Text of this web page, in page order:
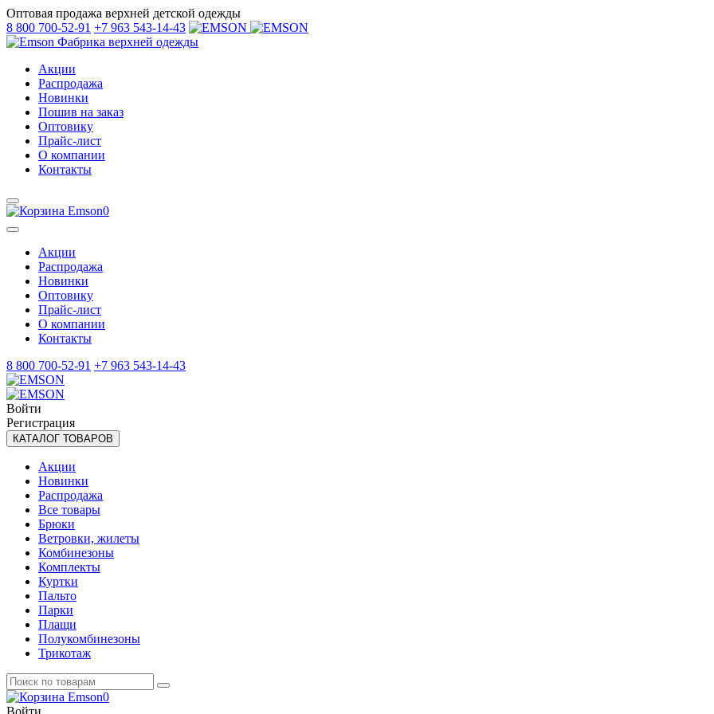
Оптовая продажа верхней детской одежды
8 800 700-52-91 +7 963 543-14-43
Фабрика верхней одежды
Акции
Распродажа
Новинки
Пошив на заказ
Оптовику
Прайс-лист
О компании
Контакты
0
Акции
Распродажа
Новинки
Оптовику
Прайс-лист
О компании
Контакты
8 800 700-52-91 +7 963 543-14-43
Войти
Регистрация
КАТАЛОГ ТОВАРОВ
Акции
Новинки
Распродажа
Все товары
Брюки
Ветровки, жилеты
Комбинезоны
Комплекты
Куртки
Пальто
Парки
Плащи
Полукомбинезоны
Трикотаж
0
Войти